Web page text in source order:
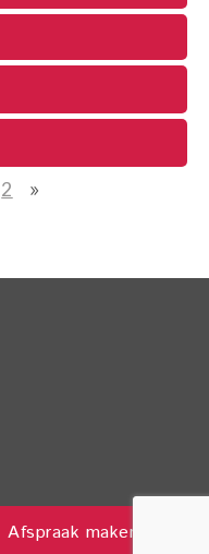
2 »
Afspraak maken